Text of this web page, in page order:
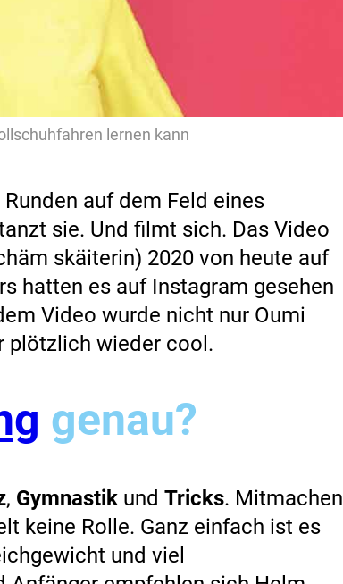
lernen kann
Runden auf dem Feld eines
sie. Und filmt sich. Das Video
skäiterin) 2020 von heute auf
hatten es auf Instagram gesehen
Video wurde nicht nur Oumi
plötzlich wieder cool.
genau?
, Gymnastik und Tricks. Mitmachen
keine Rolle. Ganz einfach ist es
und viel